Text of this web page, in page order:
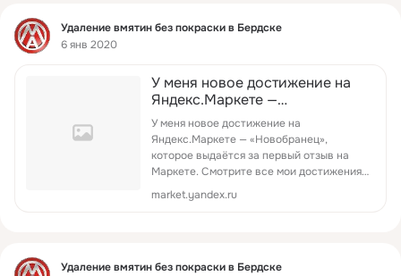
Фид
Удаление вмятин без покраски в Бердске
6 янв 2020
У меня новое достижение на
Яндекс.Маркете —
«Новобранец»! #ЯндексМаркет
#Достижения
У меня новое достижение на
Яндекс.Маркете — «Новобранец»,
которое выдаётся за первый отзыв на
Маркете. Смотрите все мои достижения
#ЯндексМаркет #Достижения
market.yandex.ru
Фид
Удаление вмятин без покраски в Бердске